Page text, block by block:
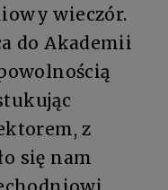
wieczór.
do Akademii
z
się nam